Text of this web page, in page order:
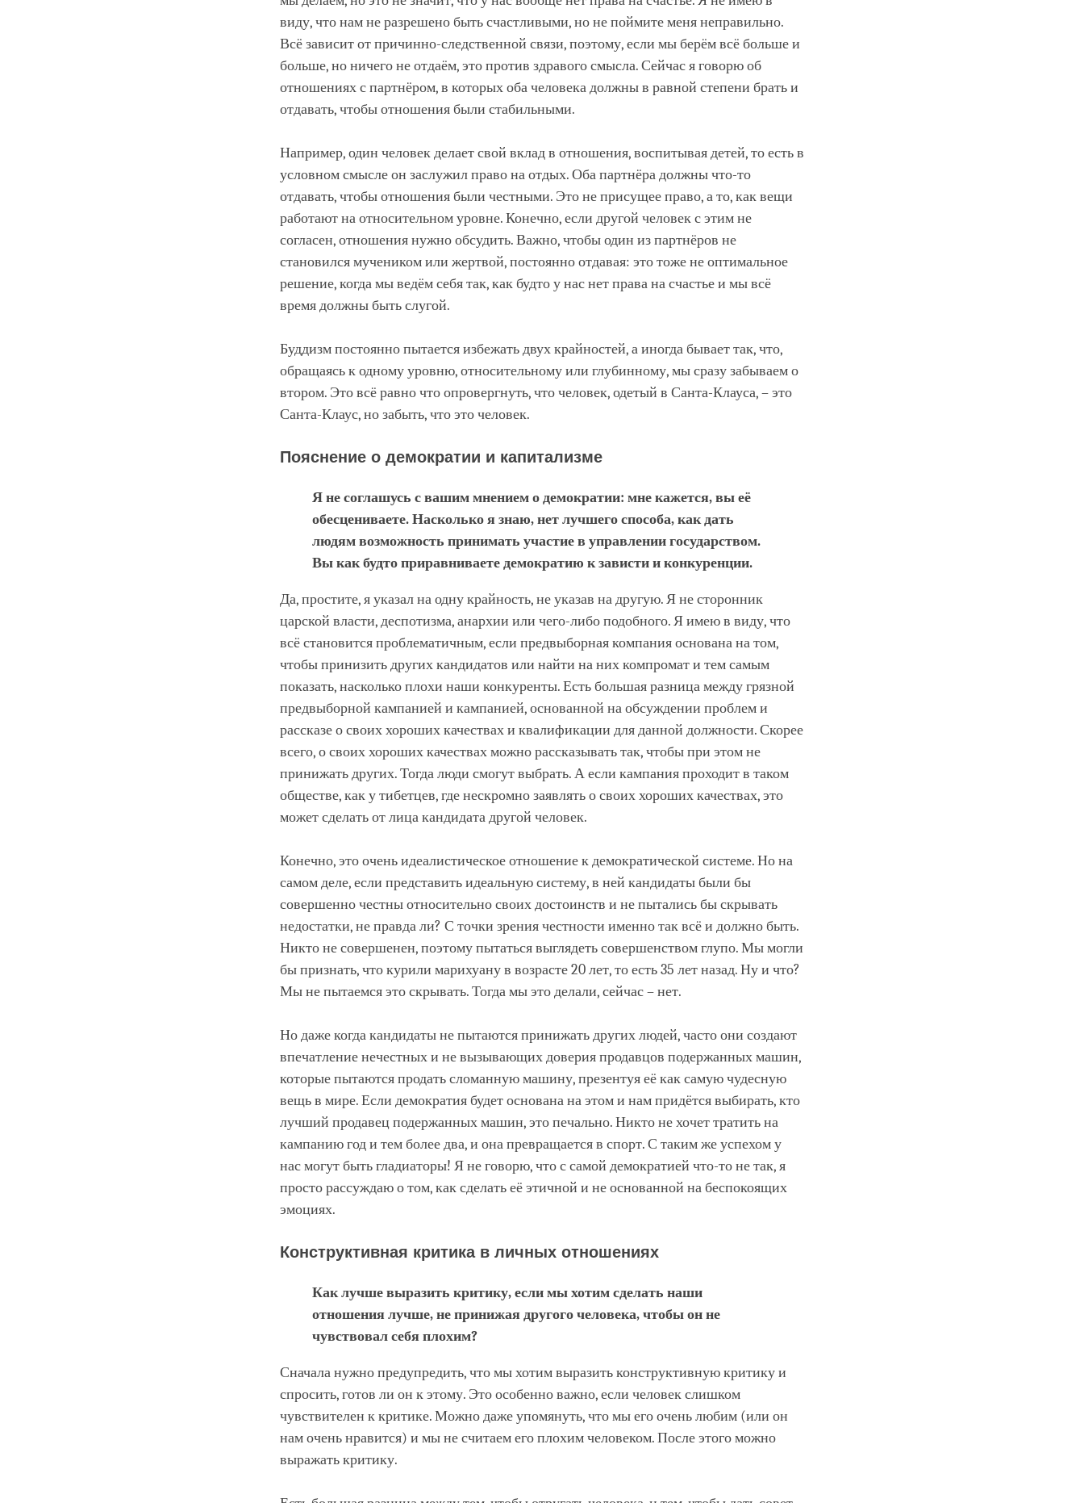
виду, что нам не разрешено быть счастливыми, но не поймите меня неправильно.
Всё зависит от причинно-следственной связи, поэтому, если мы берём всё больше и
больше, но ничего не отдаём, это против здравого смысла. Сейчас я говорю об
отношениях с партнёром, в которых оба человека должны в равной степени брать и
отдавать, чтобы отношения были стабильными.
Например, один человек делает свой вклад в отношения, воспитывая детей, то есть в
условном смысле он заслужил право на отдых. Оба партнёра должны что-то
отдавать, чтобы отношения были честными. Это не присущее право, а то, как вещи
работают на относительном уровне. Конечно, если другой человек с этим не
согласен, отношения нужно обсудить. Важно, чтобы один из партнёров не
становился мучеником или жертвой, постоянно отдавая: это тоже не оптимальное
решение, когда мы ведём себя так, как будто у нас нет права на счастье и мы всё
время должны быть слугой.
Буддизм постоянно пытается избежать двух крайностей, а иногда бывает так, что,
обращаясь к одному уровню, относительному или глубинному, мы сразу забываем о
втором. Это всё равно что опровергнуть, что человек, одетый в Санта-Клауса, – это
Санта-Клаус, но забыть, что это человек.
Пояснение о демократии и капитализме
Я не соглашусь с вашим мнением о демократии: мне кажется, вы её
обесцениваете. Насколько я знаю, нет лучшего способа, как дать
людям возможность принимать участие в управлении государством.
Вы как будто приравниваете демократию к зависти и конкуренции.
Да, простите, я указал на одну крайность, не указав на другую. Я не сторонник
царской власти, деспотизма, анархии или чего-либо подобного. Я имею в виду, что
всё становится проблематичным, если предвыборная компания основана на том,
чтобы принизить других кандидатов или найти на них компромат и тем самым
показать, насколько плохи наши конкуренты. Есть большая разница между грязной
предвыборной кампанией и кампанией, основанной на обсуждении проблем и
рассказе о своих хороших качествах и квалификации для данной должности. Скорее
всего, о своих хороших качествах можно рассказывать так, чтобы при этом не
принижать других. Тогда люди смогут выбрать. А если кампания проходит в таком
обществе, как у тибетцев, где нескромно заявлять о своих хороших качествах, это
может сделать от лица кандидата другой человек.
Конечно, это очень идеалистическое отношение к демократической системе. Но на
самом деле, если представить идеальную систему, в ней кандидаты были бы
совершенно честны относительно своих достоинств и не пытались бы скрывать
недостатки, не правда ли? С точки зрения честности именно так всё и должно быть.
Никто не совершенен, поэтому пытаться выглядеть совершенством глупо. Мы могли
бы признать, что курили марихуану в возрасте 20 лет, то есть 35 лет назад. Ну и что?
Мы не пытаемся это скрывать. Тогда мы это делали, сейчас – нет.
Но даже когда кандидаты не пытаются принижать других людей, часто они создают
впечатление нечестных и не вызывающих доверия продавцов подержанных машин,
которые пытаются продать сломанную машину, презентуя её как самую чудесную
вещь в мире. Если демократия будет основана на этом и нам придётся выбирать, кто
лучший продавец подержанных машин, это печально. Никто не хочет тратить на
кампанию год и тем более два, и она превращается в спорт. С таким же успехом у
нас могут быть гладиаторы! Я не говорю, что с самой демократией что-то не так, я
просто рассуждаю о том, как сделать её этичной и не основанной на беспокоящих
эмоциях.
Конструктивная критика в личных отношениях
Как лучше выразить критику, если мы хотим сделать наши
отношения лучше, не принижая другого человека, чтобы он не
чувствовал себя плохим?
Сначала нужно предупредить, что мы хотим выразить конструктивную критику и
спросить, готов ли он к этому. Это особенно важно, если человек слишком
чувствителен к критике. Можно даже упомянуть, что мы его очень любим (или он
нам очень нравится) и мы не считаем его плохим человеком. После этого можно
выражать критику.